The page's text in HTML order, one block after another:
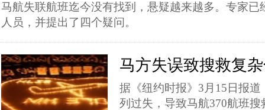
马航失联航班迄今没有找到，悬疑越来越多。专家已
人员，并提出了四个疑问。
马方失误致搜救复
据《纽约时报》3月15日报
列过失，导致马航370航班